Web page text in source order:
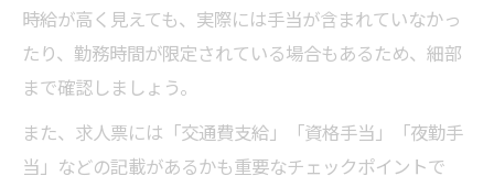
時給が高く見えても、実際には手当が含まれていなかっ
たり、勤務時間が限定されている場合もあるため、細部
まで確認しましょう。
また、求人票には「交通費支給」「資格手当」「夜勤手
当」などの記載があるかも重要なチェックポイントで